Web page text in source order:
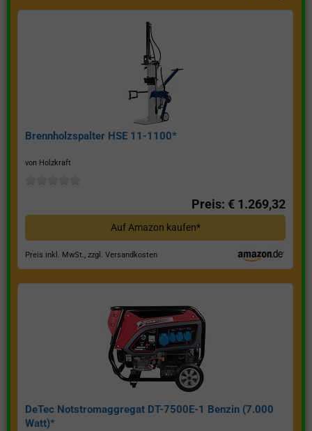
Brennholzspalter HSE 11-1100*
von Holzkraft
Preis: € 1.269,32
Auf Amazon kaufen*
Preis inkl. MwSt., zzgl. Versandkosten
DeTec Notstromaggregat DT-7500E-1 Benzin (7.000
Watt)*